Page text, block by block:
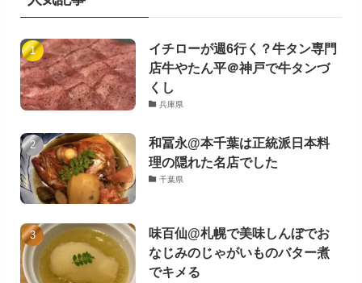
イチローが週6行く？牛タン専門
店牛やたん平＠神戸で牛タンづ
くし
兵庫県
和冨永@本千葉は正統派日本料
理の隠れた名店でした
千葉県
味百仙@札幌で美味しんぼでお
なじみのじゃがいものバター煮
でキメる